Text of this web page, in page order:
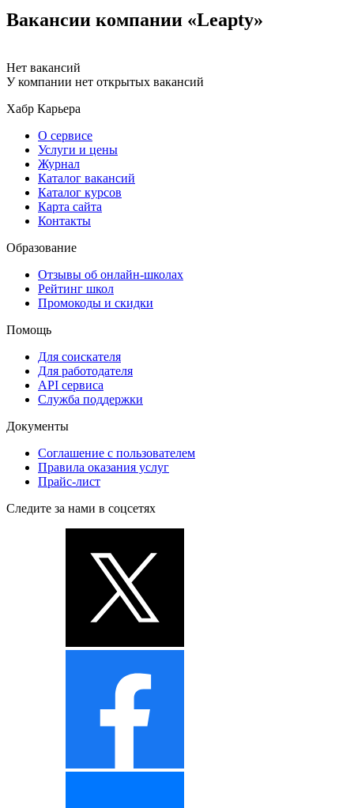
Вакансии компании «Leapty»
Нет вакансий
У компании нет открытых вакансий
Хабр Карьера
О сервисе
Услуги и цены
Журнал
Каталог вакансий
Каталог курсов
Карта сайта
Контакты
Образование
Отзывы об онлайн-школах
Рейтинг школ
Промокоды и скидки
Помощь
Для соискателя
Для работодателя
API сервиса
Служба поддержки
Документы
Соглашение с пользователем
Правила оказания услуг
Прайс-лист
Следите за нами в соцсетях